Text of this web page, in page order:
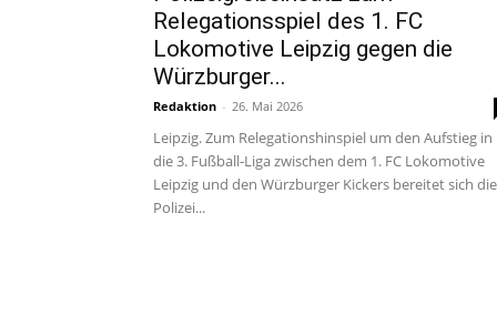
Relegationsspiel des 1. FC
Lokomotive Leipzig gegen die
Würzburger...
Redaktion - 26. Mai 2026
Leipzig. Zum Relegationshinspiel um den Aufstieg in
die 3. Fußball-Liga zwischen dem 1. FC Lokomotive
Leipzig und den Würzburger Kickers bereitet sich die
Polizei...